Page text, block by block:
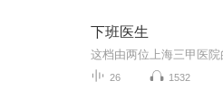
下班医生
26 1532